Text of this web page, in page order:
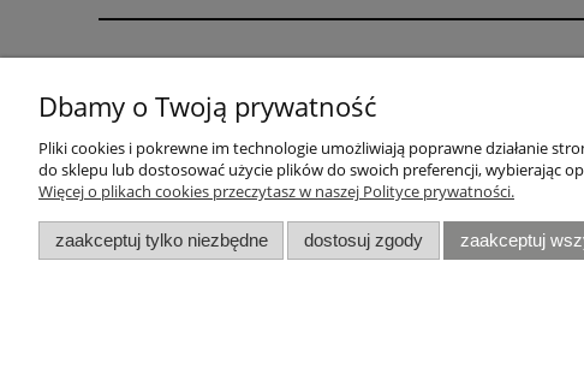
Formularz reklamacji
FAQ - najczęstsze pytania
RODO
Zwrot
Ustawienia konta
Przechowalnia
Dbamy o Twoją prywatność
Pliki cookies i pokrewne im technologie umożliwiają poprawne działanie
do sklepu lub dostosować użycie plików do swoich preferencji, wybierając
Więcej o plikach cookies przeczytasz w naszej Polityce prywatności.
zaakceptuj tylko niezbędne dostosuj zgody zaakceptuj